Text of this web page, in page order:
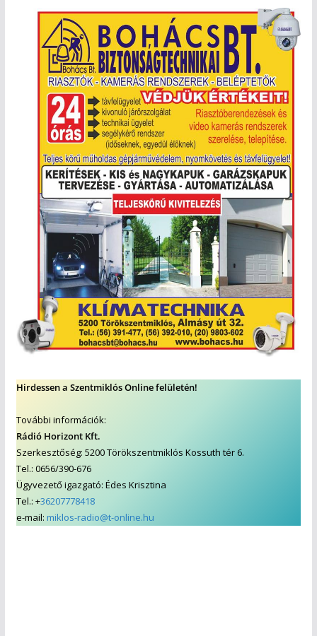
Hirdessen a Szentmiklós Online felületén!
További információk:
Rádió Horizont Kft.
Szerkesztőség: 5200 Törökszentmiklós Kossuth tér 6.
Tel.: 0656/390-676
Ügyvezető igazgató: Édes Krisztina
Tel.: +36207778418
e-mail: miklos-radio@t-online.hu